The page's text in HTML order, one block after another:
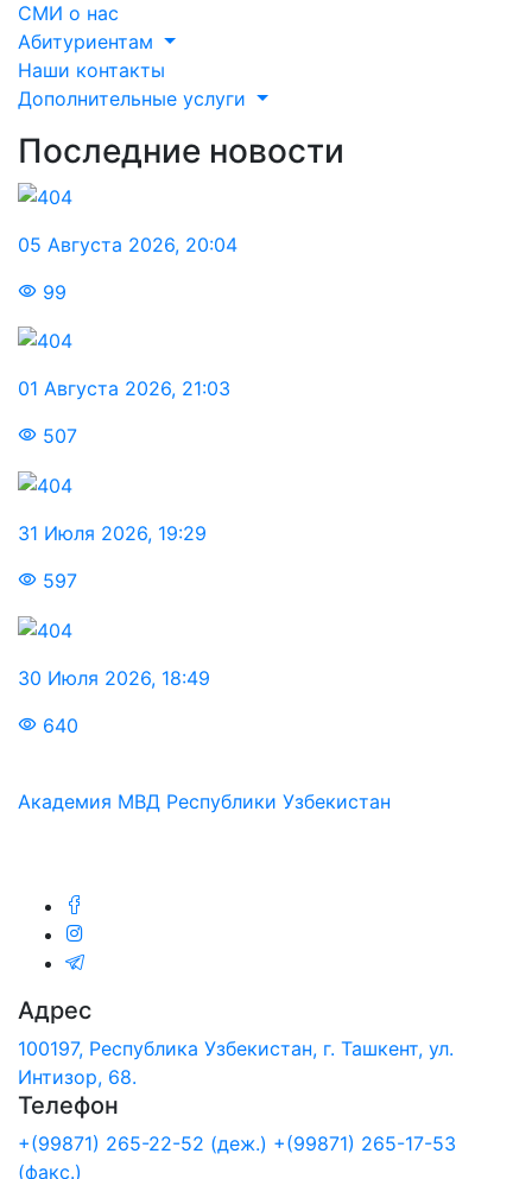
СМИ о нас
Абитуриентам
Наши контакты
Дополнительные услуги
Последние новости
05 Августа 2026, 20:04
99
01 Августа 2026, 21:03
507
31 Июля 2026, 19:29
597
30 Июля 2026, 18:49
640
Академия МВД Республики Узбекистан
Адрес
100197, Республика Узбекистан, г. Ташкент, ул.
Интизор, 68.
Телефон
+(99871) 265-22-52 (деж.) +(99871) 265-17-53
(факс.)